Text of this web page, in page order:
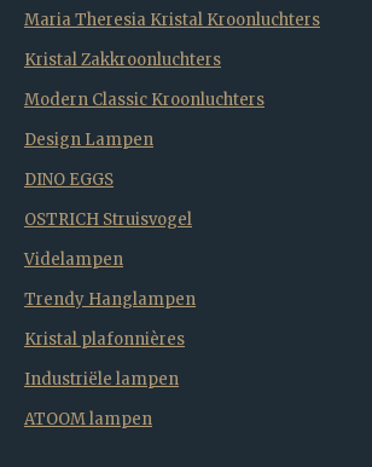
Maria Theresia Kristal Kroonluchters
Kristal Zakkroonluchters
Modern Classic Kroonluchters
Design Lampen
DINO EGGS
OSTRICH Struisvogel
Videlampen
Trendy Hanglampen
Kristal plafonnières
Industriële lampen
ATOOM lampen